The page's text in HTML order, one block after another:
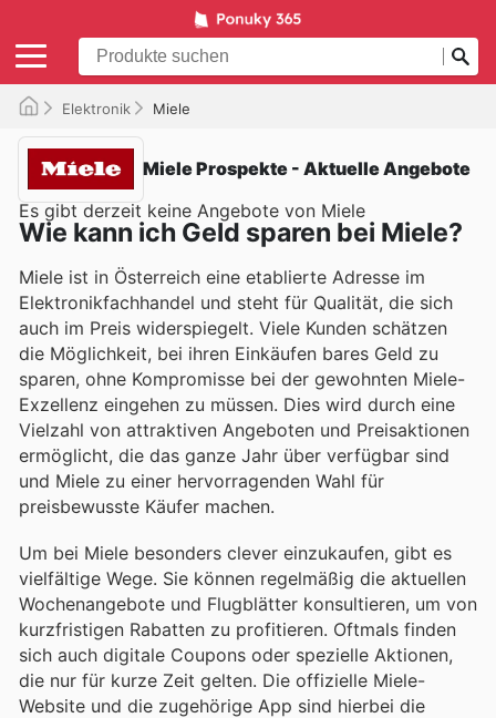
Elektronik Miele
Miele Prospekte - Aktuelle Angebote
Es gibt derzeit keine Angebote von Miele
Wie kann ich Geld sparen bei Miele?
Miele ist in Österreich eine etablierte Adresse im
Elektronikfachhandel und steht für Qualität, die sich
auch im Preis widerspiegelt. Viele Kunden schätzen
die Möglichkeit, bei ihren Einkäufen bares Geld zu
sparen, ohne Kompromisse bei der gewohnten Miele-
Exzellenz eingehen zu müssen. Dies wird durch eine
Vielzahl von attraktiven Angeboten und Preisaktionen
ermöglicht, die das ganze Jahr über verfügbar sind
und Miele zu einer hervorragenden Wahl für
preisbewusste Käufer machen.
Um bei Miele besonders clever einzukaufen, gibt es
vielfältige Wege. Sie können regelmäßig die aktuellen
Wochenangebote und Flugblätter konsultieren, um von
kurzfristigen Rabatten zu profitieren. Oftmals finden
sich auch digitale Coupons oder spezielle Aktionen,
die nur für kurze Zeit gelten. Die offizielle Miele-
Website und die zugehörige App sind hierbei die